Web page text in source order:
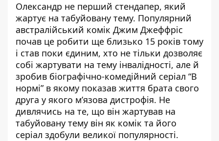
Олександр не перший стендапер, який
жартує на табуйовану тему. Популярний
австралійський комік Джим Джеффріс
почав це робити ще близько 15 років тому
і став поки єдиним, хто не тільки дозволяє
собі жартувати на тему інвалідності, але й
зробив біографічно-комедійний серіал “В
нормі” в якому показав життя брата свого
друга у якого м’язова дистрофія. Не
дивлячись на те, що він жартував на
табуйовану тему він як комік та його
серіал здобули великої популярності.